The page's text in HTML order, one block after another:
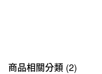
商品相關分類 (2)